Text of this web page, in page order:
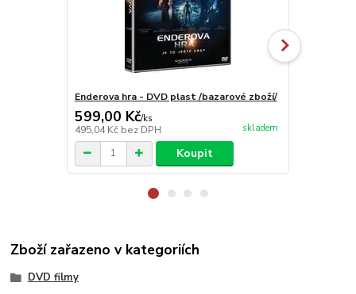
Enderova hra - DVD plast /bazarové zboží/
599,00 Kč/ks
495,04 Kč bez DPH skladem
Koupit
Zboží zařazeno v kategoriích
DVD filmy